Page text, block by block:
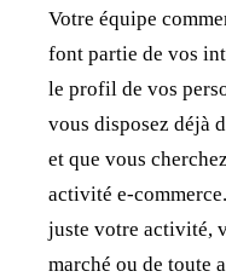
Votre équipe
font partie de vos
le profil de vos
vous disposez déjà
et que vous
activité e-
juste votre activité,
marché ou de toute